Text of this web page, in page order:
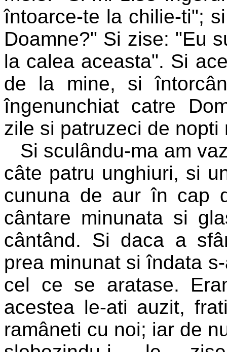
întoarce-te la chilie-ti";
Doamne?" Si zise: "Eu
la calea aceasta". Si
de la mine, si
îngenunchiat catre
zile si patruzeci de nopti
Si sculându-ma am
câte patru unghiuri, si
cununa de aur în cap
cântare minunata si
cântând. Si daca a
prea minunat si îndata
cel ce se aratase.
acestea le-ati auzit,
ramâneti cu noi; iar de